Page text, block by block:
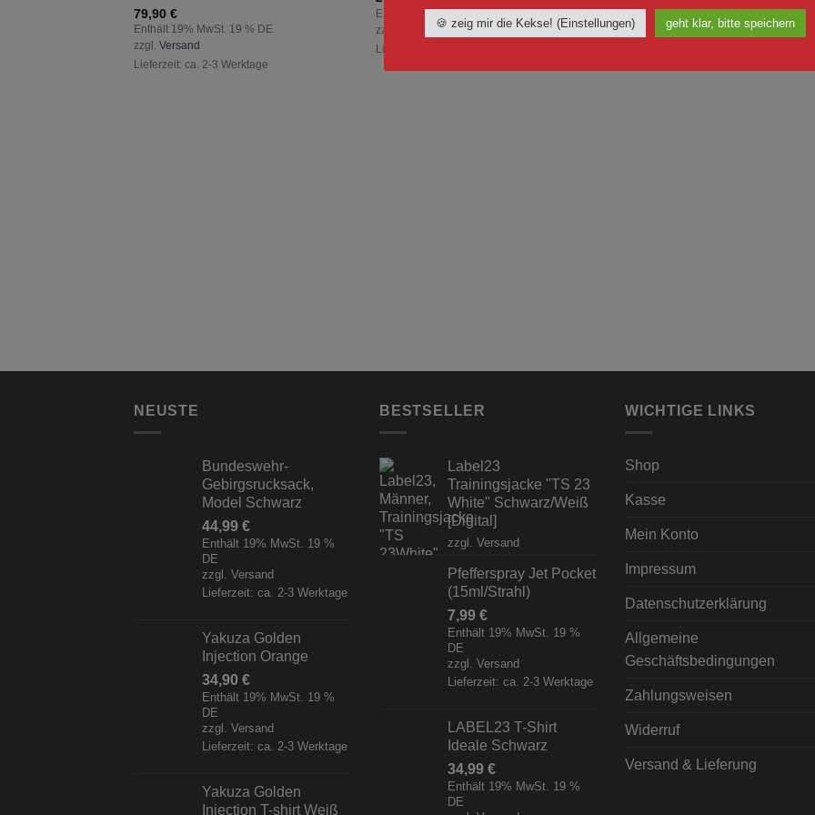
79,90 €
Enthält 19% MwSt. 19 % DE
zzgl. Versand
Lieferzeit: ca. 2-3 Werktage
Enthält 19% MwSt. 19 % DE
zzgl.
Versand
Lieferzeit: ca. 2-3 Werktage
29,90 €
Enthält 19% MwSt. 19 % DE
NEUSTE
Bundeswehr-
Gebirgsrucksack,
Model Schwarz
44,99 €
Enthält 19% MwSt. 19 %
DE
zzgl. Versand
Lieferzeit: ca. 2-3 Werktage
Yakuza Golden
Injection Orange
34,90 €
Enthält 19% MwSt. 19 %
DE
zzgl. Versand
Lieferzeit: ca. 2-3 Werktage
Yakuza Golden
Injection T-shirt Weiß
BESTSELLER
Label23
Trainingsjacke "TS 23
White" Schwarz/Weiß
[Digital]
zzgl. Versand
Pfefferspray Jet Pocket
(15ml/Strahl)
7,99 €
Enthält 19% MwSt. 19 %
DE
zzgl. Versand
Lieferzeit: ca. 2-3 Werktage
LABEL23 T-Shirt
Ideale Schwarz
34,99 €
Enthält 19% MwSt. 19 %
DE
WICHTIGE LINKS
Shop
Kasse
Mein Konto
Impressum
Datenschutzerklärung
Allgemeine
Geschäftsbedingungen
Zahlungsweisen
Widerruf
Versand & Lieferung
🍪 zeig mir die Kekse! (Einstellungen) geht klar, bitte speichern